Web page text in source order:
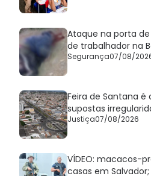
Ataque na porta
de trabalhador na
Segurança07/08/
Feira de Santana
supostas
Justiça07/08/2026
VÍDEO: macacos-
casas em